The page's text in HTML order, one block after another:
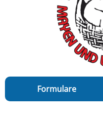
Formulare